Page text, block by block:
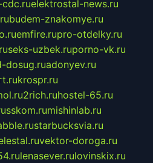
elektrostal-news.ru
budem-znakomye.ru
emfire.rupro-otdelky.ru
seks-uzbek.ruporno-vk.ru
dosug.ruadonyev.ru
krospr.ru
2rich.ruhostel-65.ru
mishinlab.ru
starbucksvia.ru
vektor-doroga.ru
lenasever.rulovinskix.ru